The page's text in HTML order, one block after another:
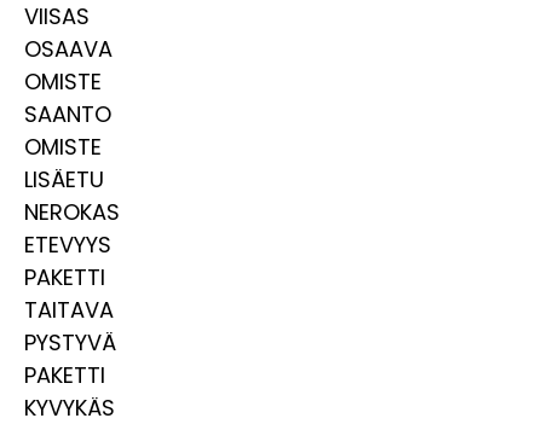
VIISAS
OSAAVA
OMISTE
SAANTO
OMISTE
LISÄETU
NEROKAS
ETEVYYS
PAKETTI
TAITAVA
PYSTYVÄ
PAKETTI
KYVYKÄS